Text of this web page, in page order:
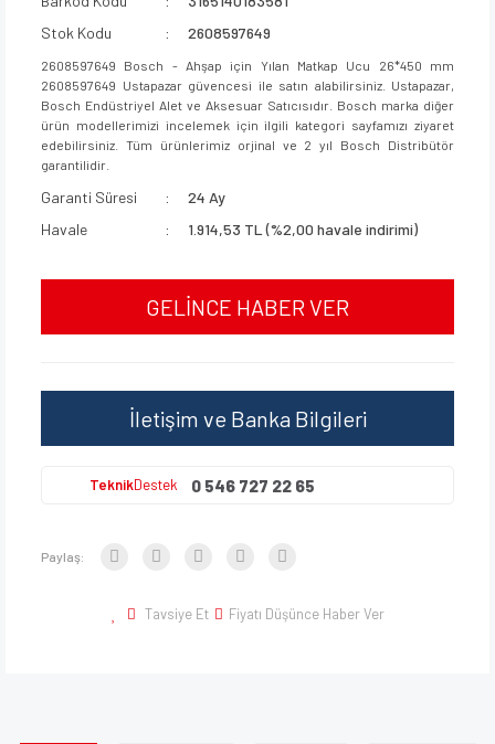
Stok Kodu
2608597649
2608597649 Bosch - Ahşap için Yılan Matkap Ucu 26*450 mm
2608597649 Ustapazar güvencesi ile satın alabilirsiniz. Ustapazar,
Bosch Endüstriyel Alet ve Aksesuar Satıcısıdır. Bosch marka diğer
ürün modellerimizi incelemek için ilgili kategori sayfamızı ziyaret
edebilirsiniz. Tüm ürünlerimiz orjinal ve 2 yıl Bosch Distribütör
garantilidir.
Garanti Süresi
24 Ay
Havale
1.914,53 TL (%2,00 havale indirimi)
GELİNCE HABER VER
İletişim ve Banka Bilgileri
TeknikDestek 0 546 727 22 65
Paylaş:
Tavsiye Et Fiyatı Düşünce Haber Ver